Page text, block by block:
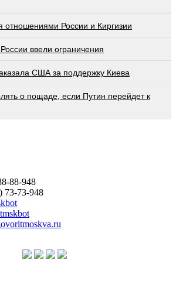
отношениями России и Киргизии
ввели ограничения
США за поддержку Киева
о пощаде, если Путин перейдет к
88-948
73-73-948